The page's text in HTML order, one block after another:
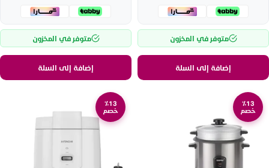
متوفر في المخزون
إضافة إلى السلة
متوفر في المخزون
إضافة إلى السلة
٪13
خصم
٪13
خصم